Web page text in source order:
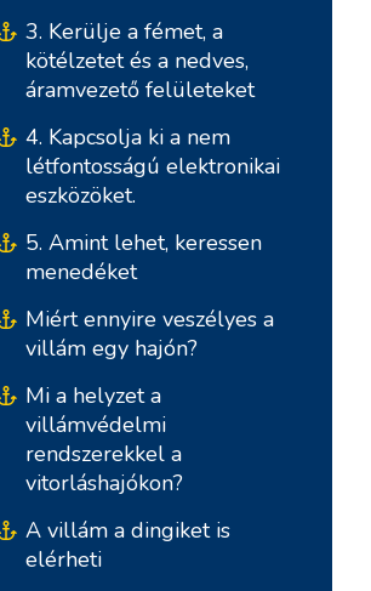
3. Kerülje a fémet, a
kötélzetet és a nedves,
áramvezető felületeket
4. Kapcsolja ki a nem
létfontosságú elektronikai
eszközöket.
5. Amint lehet, keressen
menedéket
Miért ennyire veszélyes a
villám egy hajón?
Mi a helyzet a
villámvédelmi
rendszerekkel a
vitorláshajókon?
A villám a dingiket is
elérheti
Marina Šangulin, Biograd
D-Marin Dalmacija,
Északi Bázisok
Pula, ACI Marina Pomer
Pula, Marina Polesana
Marina Punat, Krk